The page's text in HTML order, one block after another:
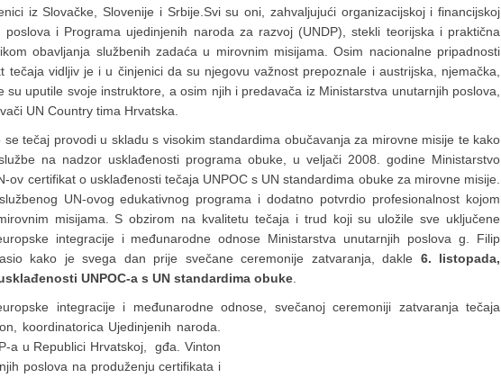
iz Slovačke, Slovenije i Srbije.Svi su oni, zahvaljujući organizacijskoj i financijskoj
poslova i Programa ujedinjenih naroda za razvoj (UNDP), stekli teorijska i praktična
obavljanja službenih zadaća u mirovnim misijama. Osim nacionalne pripadnosti
tečaja vidljiv je i u činjenici da su njegovu važnost prepoznale i austrijska, njemačka,
su uputile svoje instruktore, a osim njih i predavača iz Ministarstva unutarnjih poslova,
UN Country tima Hrvatska.
tečaj provodi u skladu s visokim standardima obučavanja za mirovne misije te kako
na nadzor usklađenosti programa obuke, u veljači 2008. godine Ministarstvo
ov certifikat o usklađenosti tečaja UNPOC s UN standardima obuke za mirovne misije.
UN-ovog edukativnog programa i dodatno potvrdio profesionalnost kojom
misijama. S obzirom na kvalitetu tečaja i trud koji su uložile sve uključene
integracije i međunarodne odnose Ministarstva unutarnjih poslova g. Filip
kako je svega dan prije svečane ceremonije zatvaranja, dakle 6. listopada,
UNPOC-a s UN standardima obuke
integracije i međunarodne odnose, svečanoj ceremoniji zatvaranja tečaja
koordinatorica Ujedinjenih naroda.
a u Republici Hrvatskoj, gđa. Vinton
poslova na produženju certifikata i